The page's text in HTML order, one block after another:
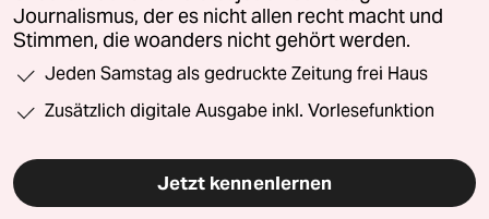
Journalismus, der es nicht allen recht macht und
Stimmen, die woanders nicht gehört werden.
Jeden Samstag als gedruckte Zeitung frei Haus
Zusätzlich digitale Ausgabe inkl. Vorlesefunktion
Jetzt kennenlernen